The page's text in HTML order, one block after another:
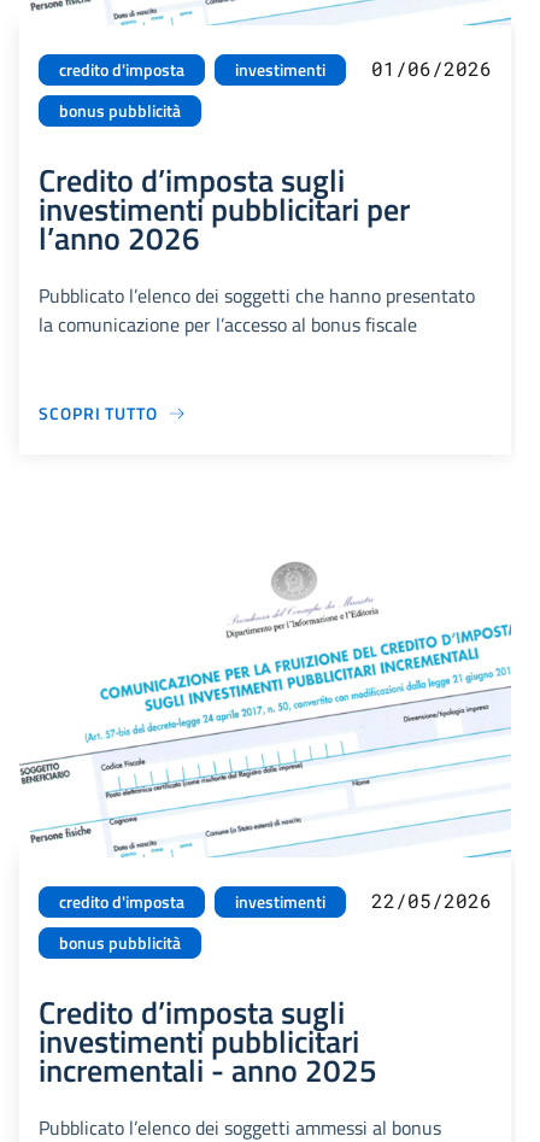
credito d'imposta
investimenti
bonus pubblicità
01/06/2026
Credito d’imposta sugli
investimenti pubblicitari per
l’anno 2026
Pubblicato l’elenco dei soggetti che hanno presentato
la comunicazione per l’accesso al bonus fiscale
SCOPRI TUTTO
credito d'imposta
investimenti
bonus pubblicità
22/05/2026
Credito d’imposta sugli
investimenti pubblicitari
incrementali - anno 2025
Pubblicato l’elenco dei soggetti ammessi al bonus